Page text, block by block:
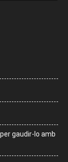
gaudir-lo amb